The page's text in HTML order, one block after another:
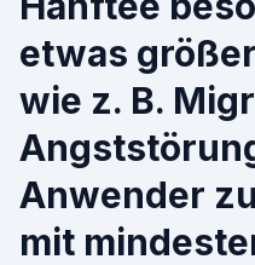
etwas
wie z. B.
Anwender
mit